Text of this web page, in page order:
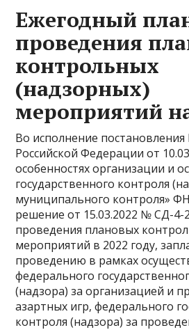
Ежегодный
проведения
контрольных
(надзорных)
мероприятий
Во исполнение
Российской Федерации от
особенностях организации и
государственного контроля
муниципального контроля»
решение от 15.03.2022 № СД-4-
проведения плановых
мероприятий в 2022 году,
проведению в рамках
федерального
(надзора) за организацией и
азартных игр, федерального
контроля (надзора) за